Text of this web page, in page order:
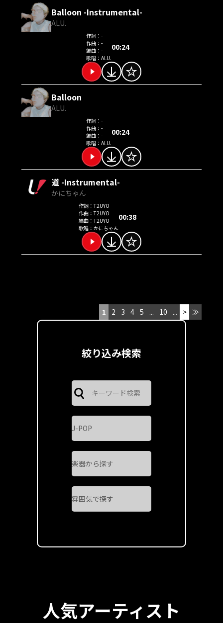
絞り込み検索
Balloon -Instrumental-
ALU.
作詞： -
作曲： -
編曲： -
歌唱： ALU.
00:24
Balloon
ALU.
作詞： -
作曲： -
編曲： -
歌唱： ALU.
00:24
道 -Instrumental-
かにちゃん
作詞：T2UYO
作曲：T2UYO
編曲：T2UYO
歌唱：かにちゃん
00:38
1 2 3 4 5 ... 10 ... > ≫
人気アーティスト